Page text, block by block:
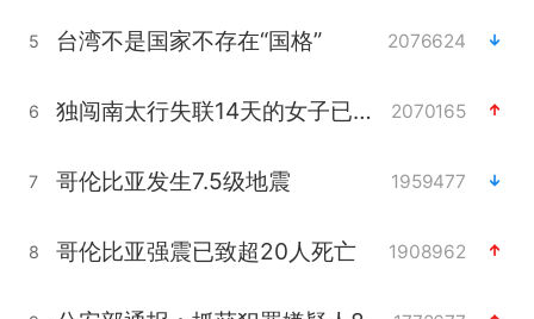
5 台湾不是国家不存在“国格” 2076624
6 独闯南太行失联14天的女子已找到 2070165
7 哥伦比亚发生7.5级地震 1959477
8 哥伦比亚强震已致超20人死亡 1908962